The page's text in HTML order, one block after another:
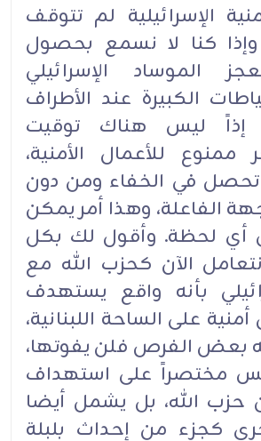
الإسرائيلية لم تتوقف
كنا لا نسمع بحصول
الموساد الإسرائيلي
الكبيرة عند الأطراف
إذاً ليس هناك توقيت
للأعمال الأمنية،
في الخفاء ومن دون
الفاعلة، وهذا أمر يمكن
لحظة. وأقول لك بكل
الآن كحزب الله مع
بأنه واقع يستهدف
على الساحة اللبنانية،
بعض الفرص فلن يفوتها،
مختصراً على استهداف
الله، بل يشمل أيضا
كجزء من إحداث بلبلة